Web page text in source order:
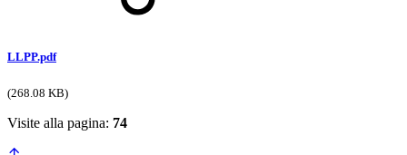
LLPP.pdf
(268.08 KB)
Visite alla pagina: 74